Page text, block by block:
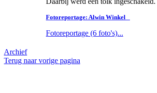
Fotoreportage: Alwin Winkel
Fotoreportage (6 foto's)...
Archief
Terug naar vorige pagina